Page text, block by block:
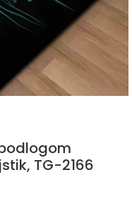
TG-2166